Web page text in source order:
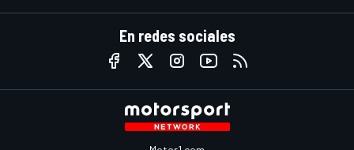
En redes sociales